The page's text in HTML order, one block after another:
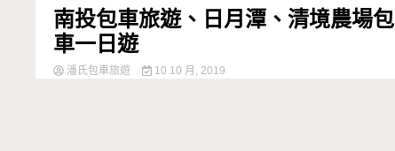
南投包車旅遊、日月潭、清境農場包
車一日遊
潘氏包車旅遊 10 10 月, 2019